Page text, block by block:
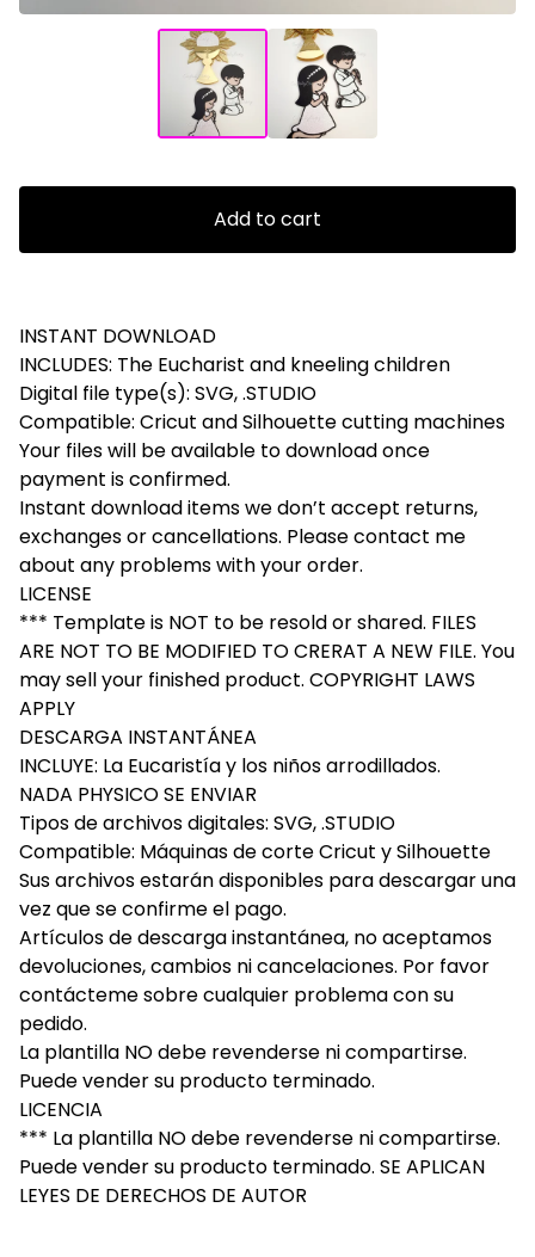
Add to cart
INSTANT DOWNLOAD
INCLUDES: The Eucharist and kneeling children
Digital file type(s): SVG, .STUDIO
Compatible: Cricut and Silhouette cutting machines
Your files will be available to download once
payment is confirmed.
Instant download items we don’t accept returns,
exchanges or cancellations. Please contact me
about any problems with your order.
LICENSE
*** Template is NOT to be resold or shared. FILES
ARE NOT TO BE MODIFIED TO CRERAT A NEW FILE. You
may sell your finished product. COPYRIGHT LAWS
APPLY
DESCARGA INSTANTÁNEA
INCLUYE: La Eucaristía y los niños arrodillados.
NADA PHYSICO SE ENVIAR
Tipos de archivos digitales: SVG, .STUDIO
Compatible: Máquinas de corte Cricut y Silhouette
Sus archivos estarán disponibles para descargar una
vez que se confirme el pago.
Artículos de descarga instantánea, no aceptamos
devoluciones, cambios ni cancelaciones. Por favor
contácteme sobre cualquier problema con su
pedido.
La plantilla NO debe revenderse ni compartirse.
Puede vender su producto terminado.
LICENCIA
*** La plantilla NO debe revenderse ni compartirse.
Puede vender su producto terminado. SE APLICAN
LEYES DE DERECHOS DE AUTOR